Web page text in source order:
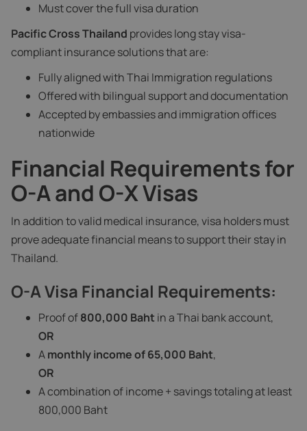
Must cover the full visa duration
Pacific Cross Thailand provides long stay visa-
compliant insurance solutions that are:
Fully aligned with Thai Immigration regulations
Offered with bilingual support and documentation
Accepted by embassies and immigration offices
nationwide
Financial Requirements for
O-A and O-X Visas
In addition to valid medical insurance, visa holders must
prove adequate financial means to support their stay in
Thailand.
O-A Visa Financial Requirements:
Proof of800,000 Baht in a Thai bank account,
OR
Amonthly income of 65,000 Baht,
OR
A combination of income + savings totaling at least
800,000 Baht